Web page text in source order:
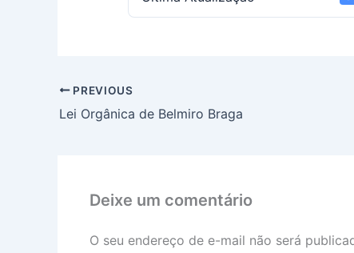
PREVIOUS
Lei Orgânica de Belmiro Braga
Deixe um comentário
O seu endereço de e-mail não será